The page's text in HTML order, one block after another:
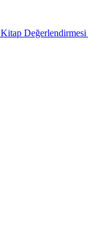
Kitap Değerlendirmesi